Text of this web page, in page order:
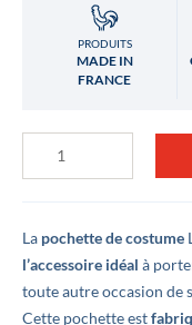
PRODUITS
MADE IN
FRANCE
Pochette
Katie
and
Millie
bistre
La pochette de costume
l’accessoire idéal à
toute autre occasion de
Cette pochette est